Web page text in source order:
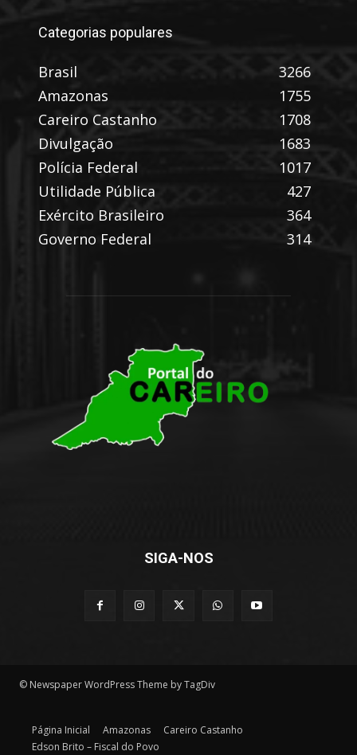
Categorias populares
Brasil
3266
Amazonas
1755
Careiro Castanho
1708
Divulgação
1683
Polícia Federal
1017
Utilidade Pública
427
Exército Brasileiro
364
Governo Federal
314
SIGA-NOS
© Newspaper WordPress Theme by TagDiv
Página Inicial Amazonas
Careiro Castanho
Edson Brito – Fiscal do Povo